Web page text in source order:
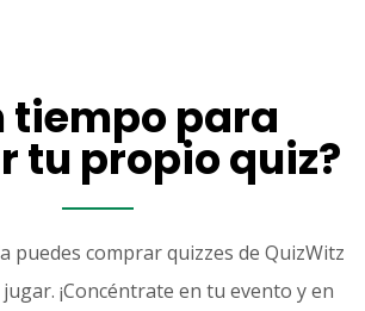
tiempo para
tu propio quiz?
puedes comprar quizzes de QuizWitz
¡Concéntrate en tu evento y en